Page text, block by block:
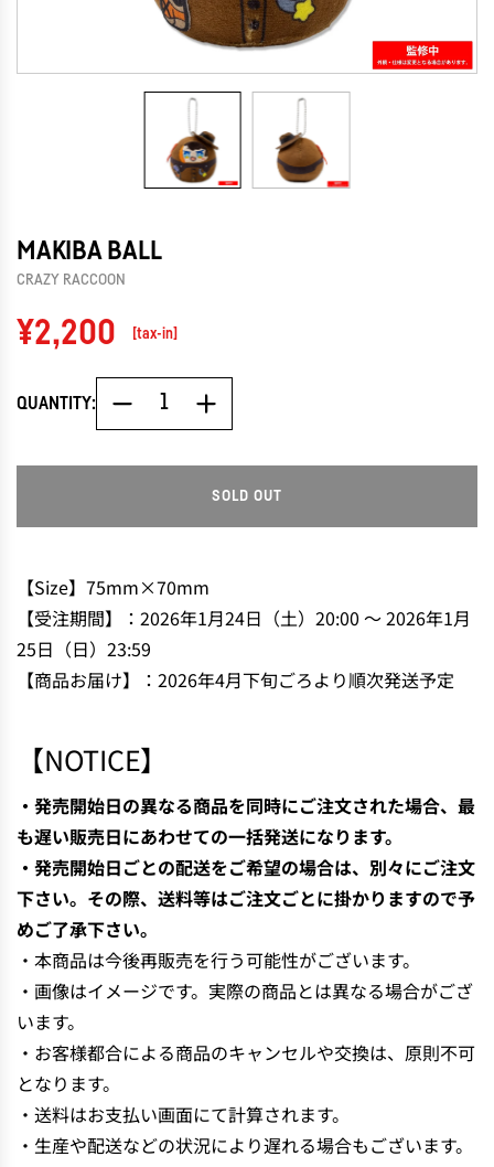
MAKIBA BALL
CRAZY RACCOON
Regular
price
¥2,200 [tax-in]
QUANTITY:
SOLD OUT
O
N
.
【Size】75mm×70mm
【受注期間】：2026年1月24日（土）20:00 〜 2026年1月
25日（日）23:59
【商品お届け】：2026年4月下旬ごろより順次発送予定
【NOTICE】
・発売開始日の異なる商品を同時にご注文された場合、最
も遅い販売日にあわせての一括発送になります。
・発売開始日ごとの配送をご希望の場合は、別々にご注文
下さい。その際、送料等はご注文ごとに掛かりますので予
めご了承下さい。
・ 本商品は今後再販売を行う可能性がございます。
・画像はイメージです。実際の商品とは異なる場合がござ
います。
・お客様都合による商品のキャンセルや交換は、原則不可
となります。
・送料はお支払い画面にて計算されます。
・生産や配送などの状況により遅れる場合もございます。